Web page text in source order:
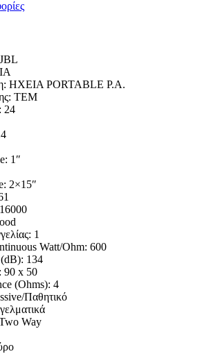
ΗΧΕΙΑ PORTABLE P.A.
ΤΕΜ
24
1″
2×15″
1
Watt/Ohm: 600
134
90 x 50
(Ohms): 4
Παθητικό
Way